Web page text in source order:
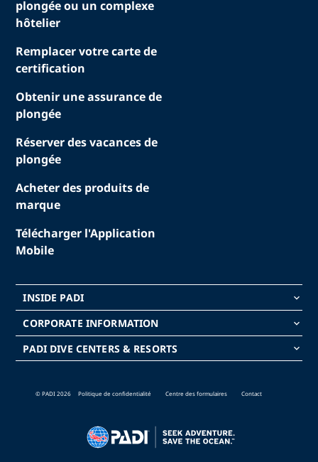
plongée ou un complexe
hôtelier
Remplacer votre carte de
certification
Obtenir une assurance de
plongée
Réserver des vacances de
plongée
Acheter des produits de
marque
Télécharger l'Application
Mobile
INSIDE PADI keyboard_arrow_down
CORPORATE INFORMATION keyboard_arrow_down
PADI DIVE CENTERS & RESORTS keyboard_arrow_down
© PADI 2026 Politique de confidentialité Centre des formulaires Contact